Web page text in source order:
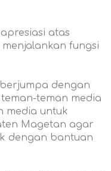
atas
fungsi
dengan
teman media
media untuk
Magetan agar
dengan bantuan